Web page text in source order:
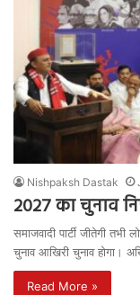
Nishpaksh Dastak
2027 का चुनाव
समाजवादी पार्टी जीतेगी
चुनाव आखिरी चुनाव होगा।
Read More »